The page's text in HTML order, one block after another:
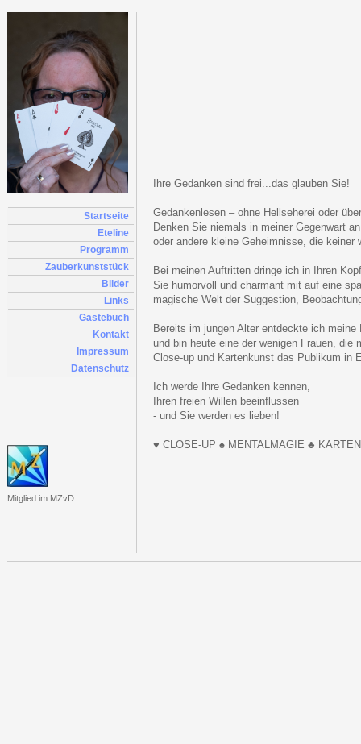
Startseite
Eteline
Programm
Zauberkunststück
Bilder
Links
Gästebuch
Kontakt
Impressum
Datenschutz
Mitglied im MZvD
Ihre Gedanken sind frei...das glauben Sie!
Gedankenlesen – ohne Hellseherei oder
Denken Sie niemals in meiner Gegenwart
oder andere kleine Geheimnisse, die keiner
Bei meinen Auftritten dringe ich in Ihren
Sie humorvoll und charmant mit auf eine
magische Welt der Suggestion,
Bereits im jungen Alter entdeckte ich meine
und bin heute eine der wenigen Frauen, die
Close-up und Kartenkunst das Publikum in
Ich werde Ihre Gedanken kennen,
Ihren freien Willen beeinflussen
- und Sie werden es lieben!
♥ CLOSE-UP ♠ MENTALMAGIE ♣